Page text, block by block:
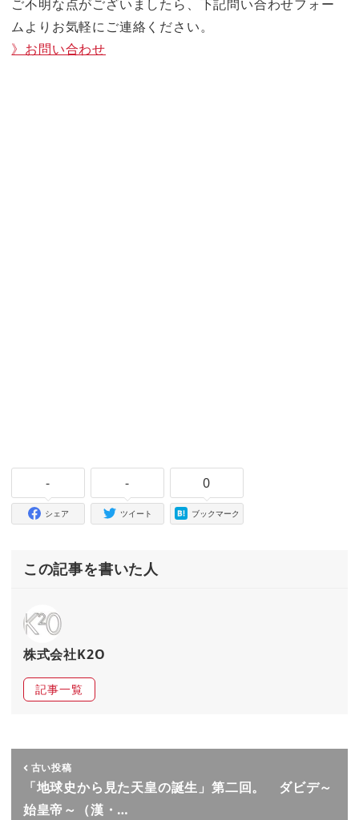
ご不明な点がございましたら、下記問い合わせフォー
ムよりお気軽にご連絡ください。
》お問い合わせ
-
シェア
-
ツイート
0
ブックマーク
この記事を書いた人
株式会社K2O
記事一覧
古い投稿
「地球史から見た天皇の誕生」第二回。 ダビデ～
始皇帝～（漢・…